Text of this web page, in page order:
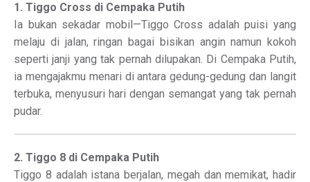
1. Tiggo Cross di Cempaka Putih
Ia bukan sekadar mobil—Tiggo Cross adalah puisi yang
melaju di jalan, ringan bagai bisikan angin namun kokoh
seperti janji yang tak pernah dilupakan. Di Cempaka Putih,
ia mengajakmu menari di antara gedung-gedung dan langit
terbuka, menyusuri hari dengan semangat yang tak pernah
pudar.
2. Tiggo 8 di Cempaka Putih
Tiggo 8 adalah istana berjalan, megah dan memikat, hadir